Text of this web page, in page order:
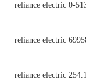
reliance electric 0-
reliance electric
reliance electric